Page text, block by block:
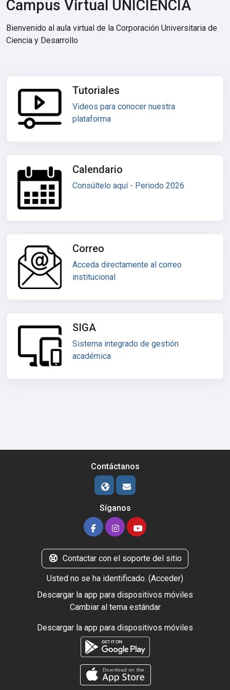
Campus Virtual UNICIENCIA
Bienvenido al aula virtual de la Corporación Universitaria de
Ciencia y Desarrollo
Tutoriales
Videos para conocer nuestra
plataforma
Calendario
Consúltelo aquí - Periodo 2026
Correo
Acceda directamente al correo
institucional
SIGA
Sistema integrado de gestión
académica
Contáctanos
Síganos
Contactar con el soporte del sitio
Usted no se ha identificado. (Acceder)
Descargar la app para dispositivos móviles
Cambiar al tema estándar
Descargar la app para dispositivos móviles